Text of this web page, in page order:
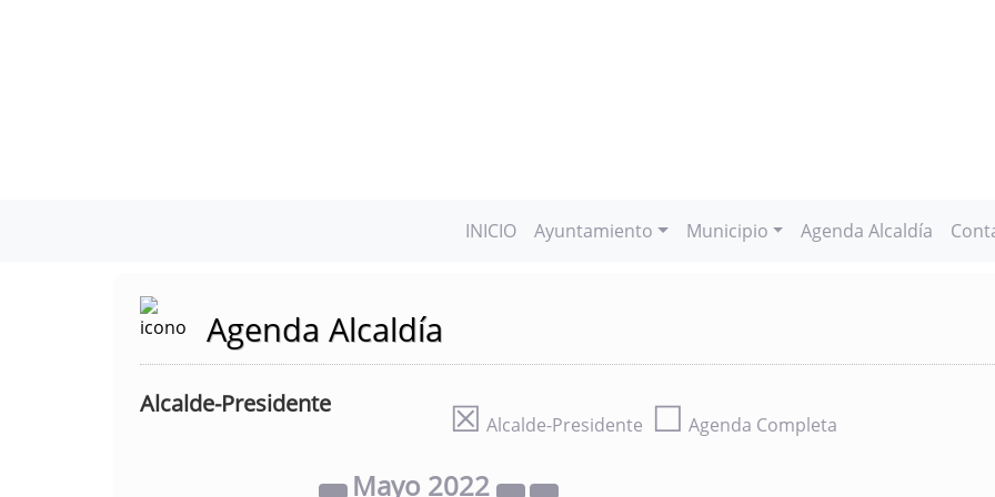
INICIO Ayuntamiento Municipio Agenda Alcaldía
Agenda Alcaldía
Alcalde-Presidente ☒ Alcalde-Presidente ☐ Agenda Completa
Mayo 2022